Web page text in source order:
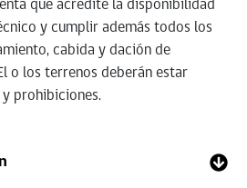
que acredite la disponibilidad
y cumplir además todos los
cabida y dación de
o los terrenos deberán estar
prohibiciones.